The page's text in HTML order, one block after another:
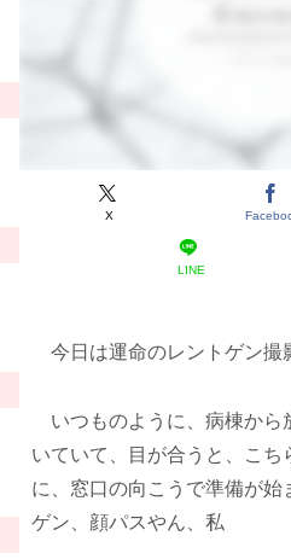
X
LINE
今日は運命のレントゲン撮
いつものように、病棟から
いていて、目が合うと、こ
に、窓口の向こうで準備が始
ゲン、顔パスやん、私